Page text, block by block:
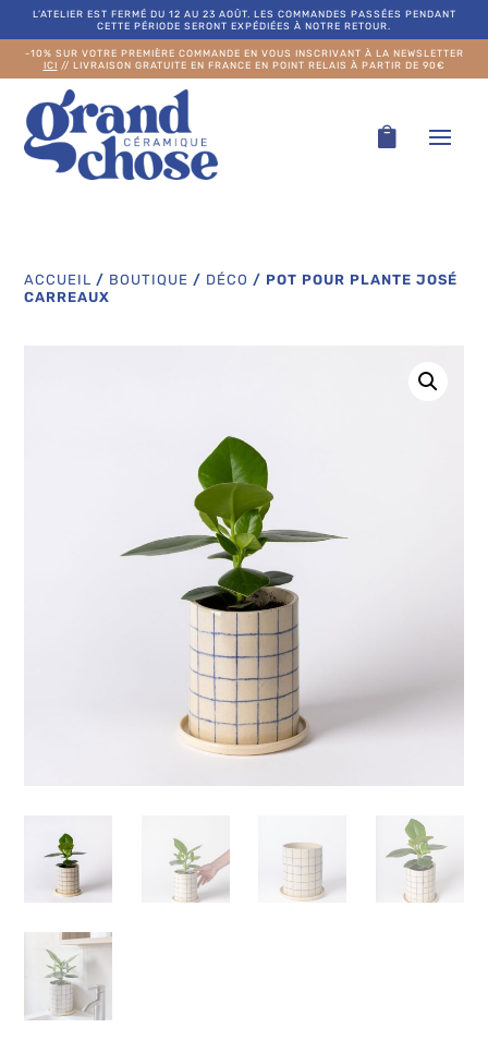
L’ATELIER EST FERMÉ DU 12 AU 23 AOÛT. LES COMMANDES PASSÉES PENDANT
CETTE PÉRIODE SERONT EXPÉDIÉES À NOTRE RETOUR.
-10% SUR VOTRE PREMIÈRE COMMANDE EN VOUS INSCRIVANT À LA NEWSLETTER
ICI // LIVRAISON GRATUITE EN FRANCE EN POINT RELAIS À PARTIR DE 90€
ACCUEIL / BOUTIQUE / DÉCO / POT POUR PLANTE JOSÉ
CARREAUX